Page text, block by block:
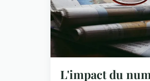
L'impact du